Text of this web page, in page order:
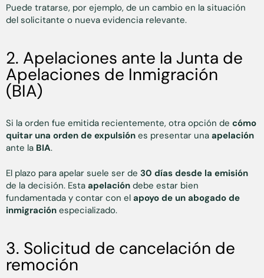
Puede tratarse, por ejemplo, de un cambio en la situación
del solicitante o nueva evidencia relevante.
2. Apelaciones ante la Junta de
Apelaciones de Inmigración
(BIA)
Si la orden fue emitida recientemente, otra opción de cómo
quitar una orden de expulsión es presentar una apelación
ante la BIA.
El plazo para apelar suele ser de 30 días desde la emisión
de la decisión. Esta apelación debe estar bien
fundamentada y contar con el apoyo de un abogado de
inmigración especializado.
3. Solicitud de cancelación de
remoción